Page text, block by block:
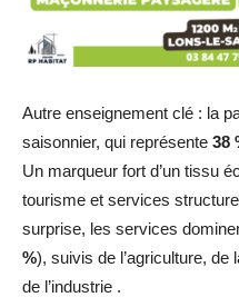
Autre enseignement clé : la
saisonnier, qui représente 38
Un marqueur fort d’un tissu
tourisme et services
surprise, les services
%), suivis de l’agriculture,
de l’industrie .